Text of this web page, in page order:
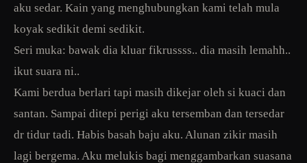
aku sedar. Kain yang menghubungkan kami telah mula
koyak sedikit demi sedikit.
Seri muka: bawak dia kluar fikrussss.. dia masih lemahh..
ikut suara ni..
Kami berdua berlari tapi masih dikejar oleh si kuaci dan
santan. Sampai ditepi perigi aku tersemban dan tersedar
dr tidur tadi. Habis basah baju aku. Alunan zikir masih
lagi bergema. Aku melukis bagi menggambarkan suasana